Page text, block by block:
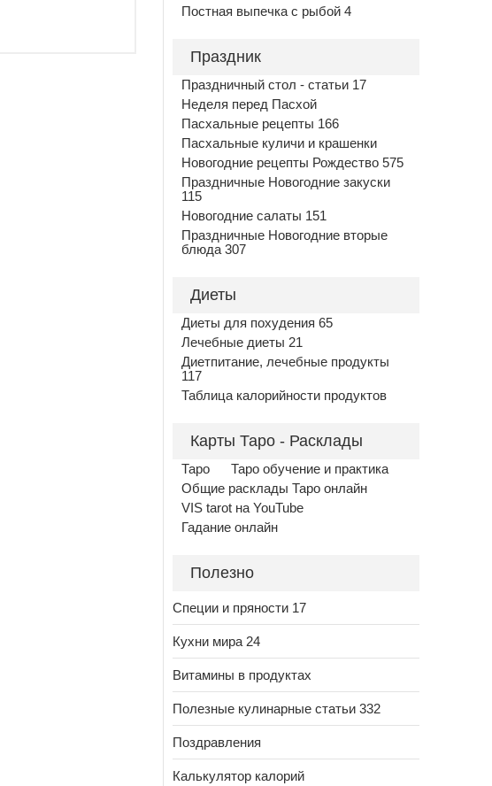
Постная выпечка с рыбой 4
Праздник
Праздничный стол - статьи 17
Неделя перед Пасхой
Пасхальные рецепты 166
Пасхальные куличи и крашенки
Новогодние рецепты Рождество 575
Праздничные Новогодние закуски
115
Новогодние салаты 151
Праздничные Новогодние вторые
блюда 307
Диеты
Диеты для похудения 65
Лечебные диеты 21
Диетпитание, лечебные продукты
117
Таблица калорийности продуктов
Карты Таро - Расклады
Таро
Таро обучение и практика
Общие расклады Таро онлайн
VIS tarot на YouTube
Гадание онлайн
Полезно
Специи и пряности 17
Кухни мира 24
Витамины в продуктах
Полезные кулинарные статьи 332
Поздравления
Калькулятор калорий